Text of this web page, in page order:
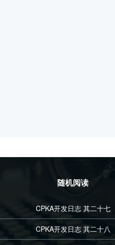
随机阅读
CPKA开发日志 其二十七
CPKA开发日志 其二十八